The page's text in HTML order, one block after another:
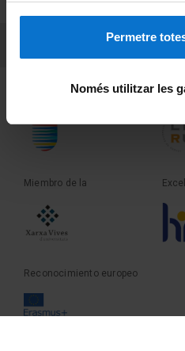
Permetre
Només utilitzar les
Fundadora de la
Miembro de la
Reconocimiento europeo